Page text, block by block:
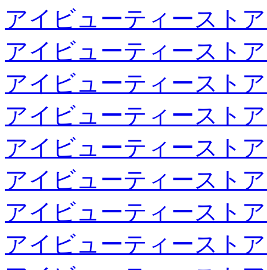
アイビューティースト
アイビューティースト
アイビューティースト
アイビューティースト
アイビューティースト
アイビューティースト
アイビューティースト
アイビューティースト